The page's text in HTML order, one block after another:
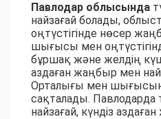
Павлодар облысында
найзағай болады,
оңтүстігінде нөсер
шығысы мен
бұршақ және желдің
аздаған жаңбыр мен
Орталығы мен
сақталады.
найзағай, күндіз